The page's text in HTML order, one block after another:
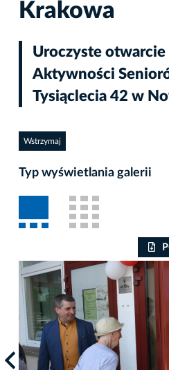
Krakowa
Uroczyste otwarcie
Aktywności
Tysiąclecia 42 w
Wstrzymaj
Typ wyświetlania galerii